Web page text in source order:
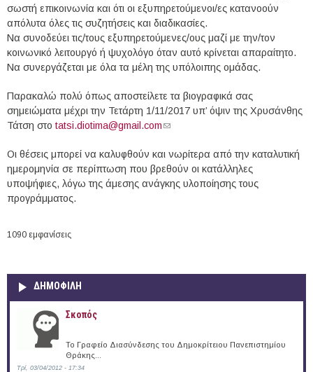
σωστή επικοινωνία και ότι οι εξυπηρετούμενοι/ες κατανοούν
απόλυτα όλες τις συζητήσεις και διαδικασίες.
Να συνοδεύει τις/τους εξυπηρετούμενες/ους μαζί με την/τον
κοινωνικό λειτουργό ή ψυχολόγο όταν αυτό κρίνεται απαραίτητο.
Να συνεργάζεται με όλα τα μέλη της υπόλοιπης ομάδας.
Παρακαλώ πολύ όπως αποστείλετε τα βιογραφικά σας
σημειώματα μέχρι την Τετάρτη 1/11/2017 υπ’ όψιν της Χρυσάνθης
Τάτση στοtatsi.diotima@gmail.com(link sends e-mail)
Οι θέσεις μπορεί να καλυφθούν και νωρίτερα από την καταλυτική
ημερομηνία σε περίπτωση που βρεθούν οι κατάλληλες
υποψήφιες, λόγω της άμεσης ανάγκης υλοποίησης τους
προγράμματος.
1090 εμφανίσεις
ΔΗΜΟΦΙΛΗ
Σκοπός
Το Γραφείο Διασύνδεσης του Δημοκρίτειου Πανεπιστημίου
Θράκης...
Τρί, 03/04/2012 - 17:34